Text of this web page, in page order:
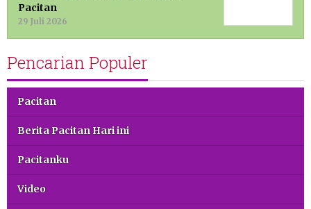
Pacitan
29 Juli 2026
Pencarian Populer
Pacitan
Berita Pacitan Hari ini
Pacitanku
Video